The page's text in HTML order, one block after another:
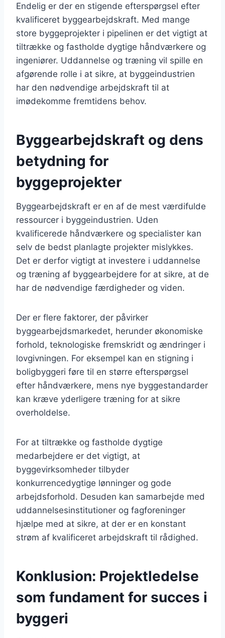
Endelig er der en stigende efterspørgsel efter
kvalificeret byggearbejdskraft. Med mange
store byggeprojekter i pipelinen er det vigtigt at
tiltrække og fastholde dygtige håndværkere og
ingeniører. Uddannelse og træning vil spille en
afgørende rolle i at sikre, at byggeindustrien
har den nødvendige arbejdskraft til at
imødekomme fremtidens behov.
Byggearbejdskraft og dens
betydning for
byggeprojekter
Byggearbejdskraft er en af de mest værdifulde
ressourcer i byggeindustrien. Uden
kvalificerede håndværkere og specialister kan
selv de bedst planlagte projekter mislykkes.
Det er derfor vigtigt at investere i uddannelse
og træning af byggearbejdere for at sikre, at de
har de nødvendige færdigheder og viden.
Der er flere faktorer, der påvirker
byggearbejdsmarkedet, herunder økonomiske
forhold, teknologiske fremskridt og ændringer i
lovgivningen. For eksempel kan en stigning i
boligbyggeri føre til en større efterspørgsel
efter håndværkere, mens nye byggestandarder
kan kræve yderligere træning for at sikre
overholdelse.
For at tiltrække og fastholde dygtige
medarbejdere er det vigtigt, at
byggevirksomheder tilbyder
konkurrencedygtige lønninger og gode
arbejdsforhold. Desuden kan samarbejde med
uddannelsesinstitutioner og fagforeninger
hjælpe med at sikre, at der er en konstant
strøm af kvalificeret arbejdskraft til rådighed.
Konklusion: Projektledelse
som fundament for succes i
byggeri